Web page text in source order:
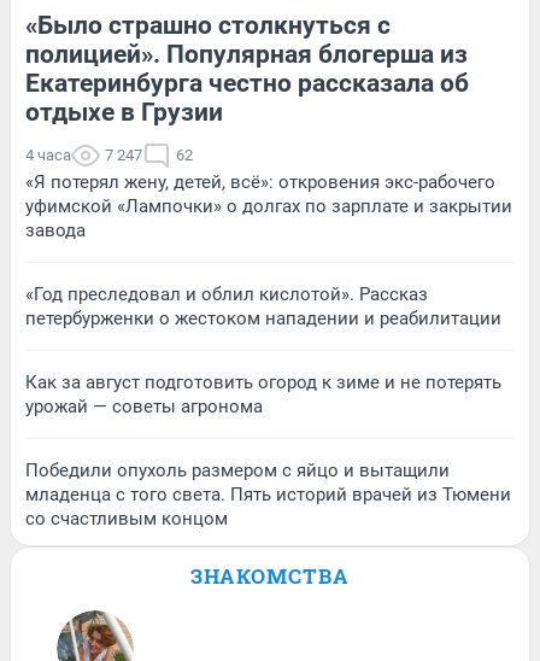
«Было страшно столкнуться с
полицией». Популярная блогерша из
Екатеринбурга честно рассказала об
отдыхе в Грузии
4 часа 7 247 62
«Я потерял жену, детей, всё»: откровения экс-рабочего
уфимской «Лампочки» о долгах по зарплате и закрытии
завода
«Год преследовал и облил кислотой». Рассказ
петербурженки о жестоком нападении и реабилитации
Как за август подготовить огород к зиме и не потерять
урожай — советы агронома
Победили опухоль размером с яйцо и вытащили
младенца с того света. Пять историй врачей из Тюмени
со счастливым концом
ЗНАКОМСТВА